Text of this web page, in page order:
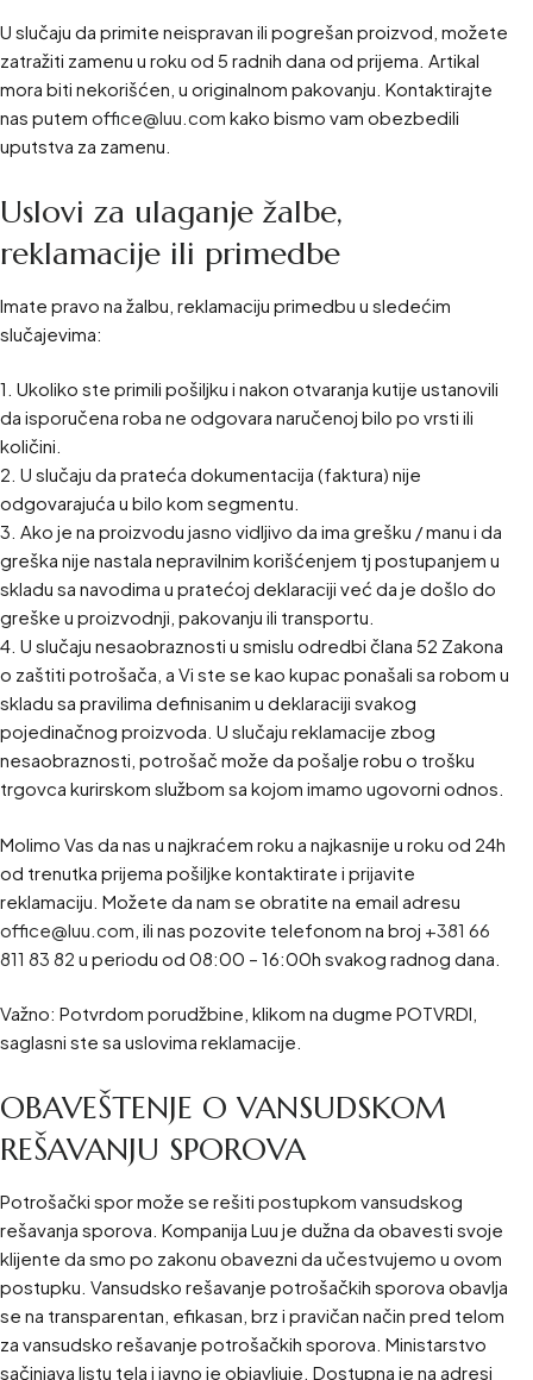
U slučaju da primite neispravan ili pogrešan proizvod, možete
zatražiti zamenu u roku od 5 radnih dana od prijema. Artikal
mora biti nekorišćen, u originalnom pakovanju. Kontaktirajte
nas putem office@luu.com kako bismo vam obezbedili
uputstva za zamenu.
Uslovi za ulaganje žalbe,
reklamacije ili primedbe
Imate pravo na žalbu, reklamaciju primedbu u sledećim
slučajevima:
1. Ukoliko ste primili pošiljku i nakon otvaranja kutije ustanovili
da isporučena roba ne odgovara naručenoj bilo po vrsti ili
količini.
2. U slučaju da prateća dokumentacija (faktura) nije
odgovarajuća u bilo kom segmentu.
3. Ako je na proizvodu jasno vidljivo da ima grešku / manu i da
greška nije nastala nepravilnim korišćenjem tj postupanjem u
skladu sa navodima u pratećoj deklaraciji već da je došlo do
greške u proizvodnji, pakovanju ili transportu.
4. U slučaju nesaobraznosti u smislu odredbi člana 52 Zakona
o zaštiti potrošača, a Vi ste se kao kupac ponašali sa robom u
skladu sa pravilima definisanim u deklaraciji svakog
pojedinačnog proizvoda. U slučaju reklamacije zbog
nesaobraznosti, potrošač može da pošalje robu o trošku
trgovca kurirskom službom sa kojom imamo ugovorni odnos.
Molimo Vas da nas u najkraćem roku a najkasnije u roku od 24h
od trenutka prijema pošiljke kontaktirate i prijavite
reklamaciju. Možete da nam se obratite na email adresu
office@luu.com , ili nas pozovite telefonom na broj +381 66
811 83 82 u periodu od 08:00 – 16:00h svakog radnog dana.
Važno: Potvrdom porudžbine, klikom na dugme POTVRDI,
saglasni ste sa uslovima reklamacije.
OBAVEŠTENJE O VANSUDSKOM
REŠAVANJU SPOROVA
Potrošački spor može se rešiti postupkom vansudskog
rešavanja sporova. Kompanija Luu je dužna da obavesti svoje
klijente da smo po zakonu obavezni da učestvujemo u ovom
postupku. Vansudsko rešavanje potrošačkih sporova obavlja
se na transparentan, efikasan, brz i pravičan način pred telom
za vansudsko rešavanje potrošačkih sporova. Ministarstvo
sačinjava listu tela i javno je objavljuje. Dostupna je na adresi